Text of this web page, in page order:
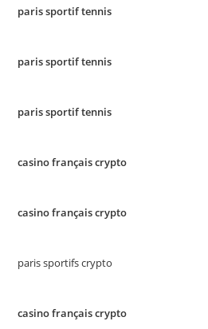
paris sportif tennis
paris sportif tennis
paris sportif tennis
casino français crypto
casino français crypto
paris sportifs crypto
casino français crypto